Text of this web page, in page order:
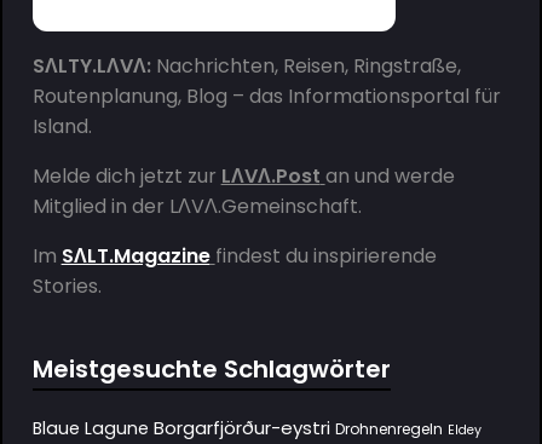
SΛLTY.LΛVΛ:Nachrichten, Reisen, Ringstraße,
Routenplanung, Blog – das Informationsportal für
Island.
Melde dich jetzt zur LΛVΛ.Post an und werde
Mitglied in der LΛVΛ.Gemeinschaft.
Im SΛLT.Magazine findest du inspirierende
Stories.
Meistgesuchte Schlagwörter
Blaue Lagune Borgarfjörður-eystri Drohnenregeln Eldey